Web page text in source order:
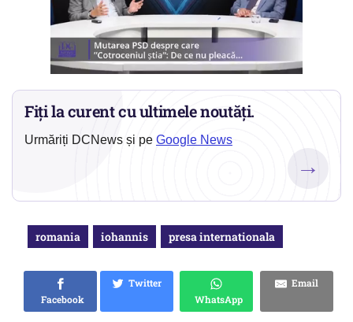
Fiți la curent cu ultimele noutăți.
Urmăriți DCNews și pe Google News
→
romania iohannis presa internationala
Facebook
Twitter
WhatsApp
Email